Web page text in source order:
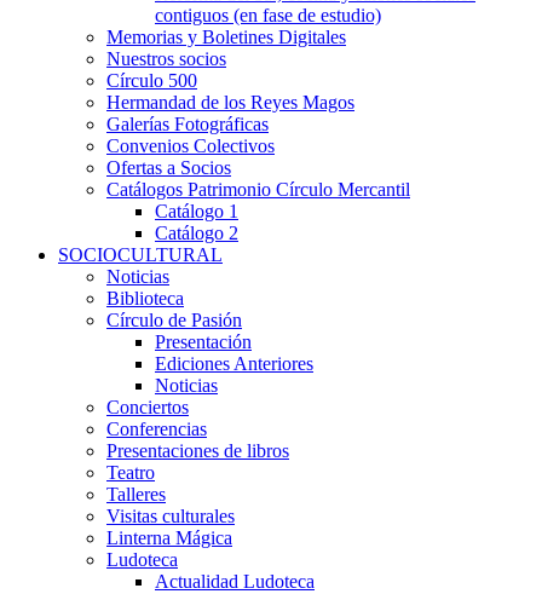
contiguos (en fase de estudio)
Memorias y Boletines Digitales
Nuestros socios
Círculo 500
Hermandad de los Reyes Magos
Galerías Fotográficas
Convenios Colectivos
Ofertas a Socios
Catálogos Patrimonio Círculo Mercantil
Catálogo 1
Catálogo 2
SOCIOCULTURAL
Noticias
Biblioteca
Círculo de Pasión
Presentación
Ediciones Anteriores
Noticias
Conciertos
Conferencias
Presentaciones de libros
Teatro
Talleres
Visitas culturales
Linterna Mágica
Ludoteca
Actualidad Ludoteca